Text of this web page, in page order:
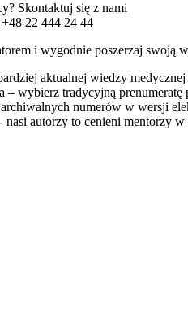
Skontaktuj się z nami
+48 22 444 24 44
i wygodnie poszerzaj swoją
aktualnej wiedzy
– wybierz tradycyjną
numerów w wersji
nasi autorzy to cenieni mentorzy